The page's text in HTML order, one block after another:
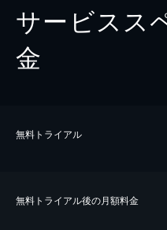
サービスス
金
無料トライアル
無料トライアル後の⽉額料金